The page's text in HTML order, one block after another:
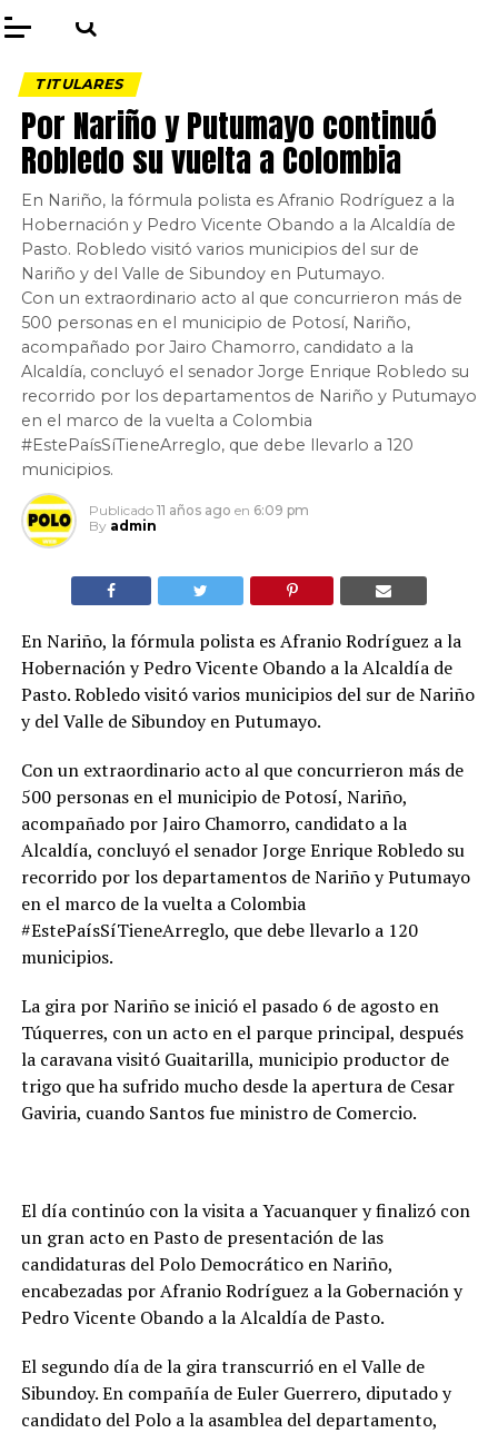
TITULARES
Por Nariño y Putumayo continuó
Robledo su vuelta a Colombia
En Nariño, la fórmula polista es Afranio Rodríguez a la
Hobernación y Pedro Vicente Obando a la Alcaldía de
Pasto. Robledo visitó varios municipios del sur de
Nariño y del Valle de Sibundoy en Putumayo.
Con un extraordinario acto al que concurrieron más de
500 personas en el municipio de Potosí, Nariño,
acompañado por Jairo Chamorro, candidato a la
Alcaldía, concluyó el senador Jorge Enrique Robledo su
recorrido por los departamentos de Nariño y Putumayo
en el marco de la vuelta a Colombia
#EstePaísSíTieneArreglo, que debe llevarlo a 120
municipios.
Publicado 11 años ago en 6:09 pm
By admin
En Nariño, la fórmula polista es Afranio Rodríguez a la
Hobernación y Pedro Vicente Obando a la Alcaldía de
Pasto. Robledo visitó varios municipios del sur de Nariño
y del Valle de Sibundoy en Putumayo.
Con un extraordinario acto al que concurrieron más de
500 personas en el municipio de Potosí, Nariño,
acompañado por Jairo Chamorro, candidato a la
Alcaldía, concluyó el senador Jorge Enrique Robledo su
recorrido por los departamentos de Nariño y Putumayo
en el marco de la vuelta a Colombia
#EstePaísSíTieneArreglo, que debe llevarlo a 120
municipios.
La gira por Nariño se inició el pasado 6 de agosto en
Túquerres, con un acto en el parque principal, después
la caravana visitó Guaitarilla, municipio productor de
trigo que ha sufrido mucho desde la apertura de Cesar
Gaviria, cuando Santos fue ministro de Comercio.
El día continúo con la visita a Yacuanquer y finalizó con
un gran acto en Pasto de presentación de las
candidaturas del Polo Democrático en Nariño,
encabezadas por Afranio Rodríguez a la Gobernación y
Pedro Vicente Obando a la Alcaldía de Pasto.
El segundo día de la gira transcurrió en el Valle de
Sibundoy. En compañía de Euler Guerrero, diputado y
candidato del Polo a la asamblea del departamento,